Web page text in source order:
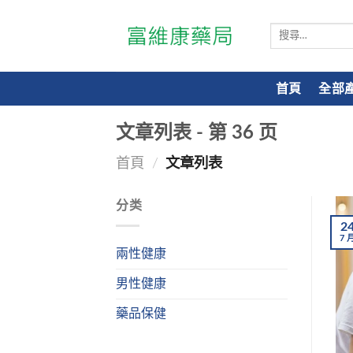
搜
鍵
字:
首頁 全部
文章列表 - 第 36 页
首頁 / 文章列表
分类
兩性健康
男性健康
藥品保健
7 月